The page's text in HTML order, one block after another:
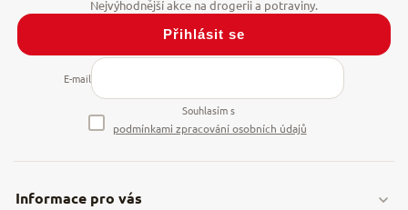
Informace pro vás
E-mail
Souhlasím s
podmínkami zpracování osobních údajů
Přihlásit se